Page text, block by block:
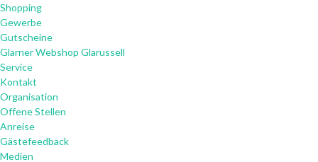
Shopping
Gewerbe
Gutscheine
Glarner Webshop Glarussell
Service
Kontakt
Organisation
Offene Stellen
Anreise
Gästefeedback
Medien